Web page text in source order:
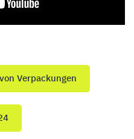
Verpackungen